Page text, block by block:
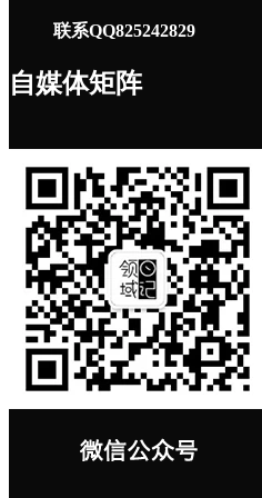
联系QQ825242829
自媒体矩阵